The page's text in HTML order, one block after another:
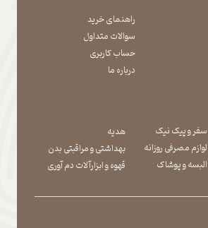
راهنمای خرید
سوالات متداول
حساب کاربری
درباره ما
سفر و پیک نیک
لوازم مصرفی روزانه
​​​​​​​البسه و پوشاک
هدیه
بهداشتی و مراقبتی بدن
​​​​​​​قهوه و ابزارآلات دم آوری